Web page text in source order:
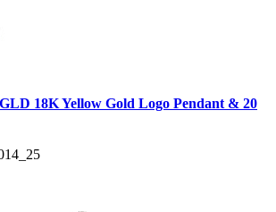
18K Yellow Gold Logo Pendant & 20